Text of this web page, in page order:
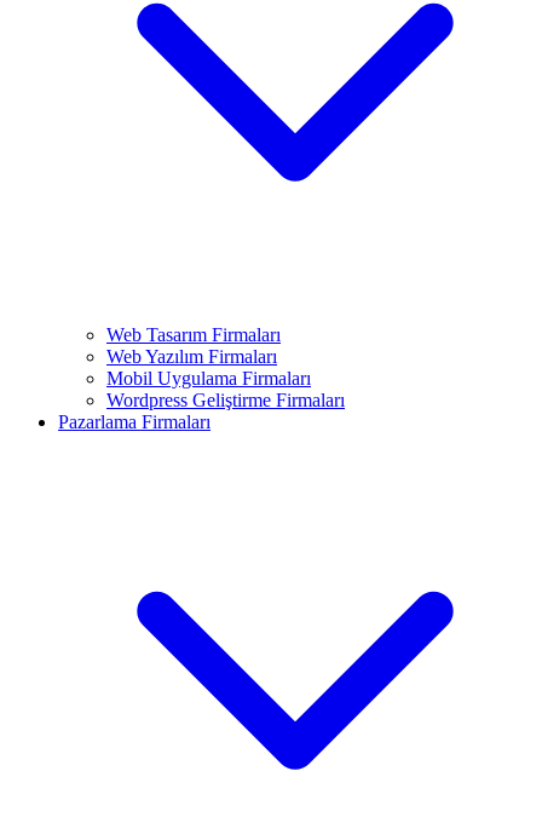
Web Tasarım Firmaları
Web Yazılım Firmaları
Mobil Uygulama Firmaları
Wordpress Geliştirme Firmaları
Pazarlama Firmaları